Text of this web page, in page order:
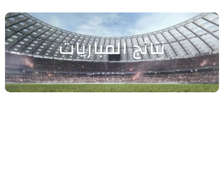
نتائج المباريات